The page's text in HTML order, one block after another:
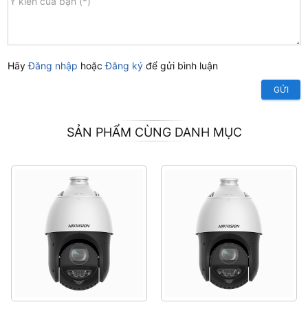
HãyĐăng nhập hoặcĐăng ký để gửi bình luận
GỬI
SẢN PHẨM CÙNG DANH MỤC